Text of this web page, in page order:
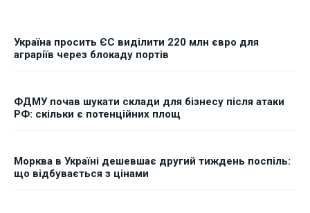
Україна просить ЄС виділити 220 млн євро для
аграріїв через блокаду портів
ФДМУ почав шукати склади для бізнесу після атаки
РФ: скільки є потенційних площ
Морква в Україні дешевшає другий тиждень поспіль:
що відбувається з цінами